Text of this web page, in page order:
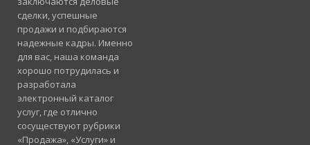
сделки, успешные
продажи и подбираются
надежные кадры. Именно
для вас, наша команда
хорошо потрудилась и
разработала
электронный каталог
услуг, где отлично
сосуществуют рубрики
«Продажа», «Услуги» и